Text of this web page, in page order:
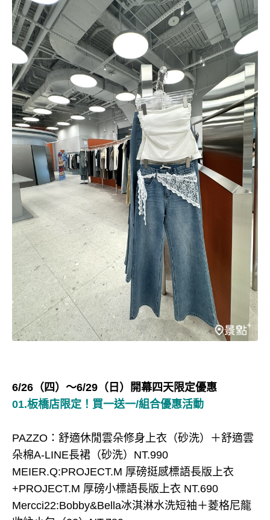
6/26（四）～6/29（日）開幕四天限定優惠
01.板橋店限定！買一送一/組合優惠活動
PAZZO：舒適休閒雲朵修身上衣（砂洗）＋舒適雲
朵棉A-LINE長裙（砂洗）NT.990
MEIER.Q:PROJECT.M 厚磅挺感標語長版上衣
+PROJECT.M 厚磅小標語長版上衣 NT.690
Mercci22:Bobby&Bella冰淇淋水洗短袖＋菱格尼龍